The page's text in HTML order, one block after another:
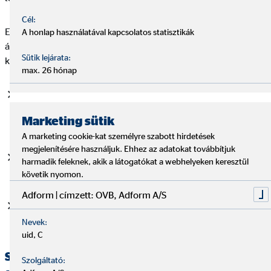
Ezért az OVB már a 2015 júniusi közgyűlésén is többlépcsős
átalakításra és az európai nyugdíj-előtakarékossági rendszer
kiegyenlítésére tett javaslatot:
tevékenységét,
az összes szubvenciót kizárólag az öngondoskodó
nyugdíjelőtakarékosság felépítésére kell fordítani,
egyszerűsíteni kell a rendszert.
Számos ország piacán kedvezőek az üzleti
Cél:
A honlap használatával kapcsolatos statisztikák
Sütik lejárata:
max. 26 hónap
Marketing sütik
A marketing cookie-kat személyre szabott hirdetések
megjelenítésére használjuk. Ehhez az adatokat továbbítjuk
harmadik feleknek, akik a látogatókat a webhelyeken keresztül
követik nyomon.
Adform | címzett: OVB, Adform A/S
Nevek:
uid, C
Szolgáltató: